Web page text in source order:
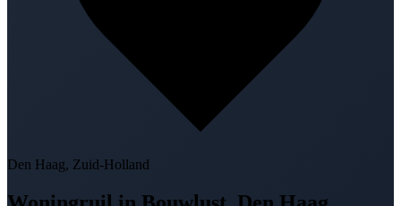
Den Haag, Zuid-Holland